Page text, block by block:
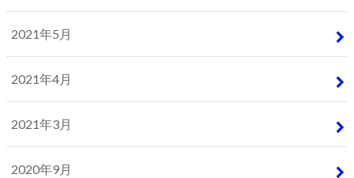
2021年5月
2021年4月
2021年3月
2020年9月